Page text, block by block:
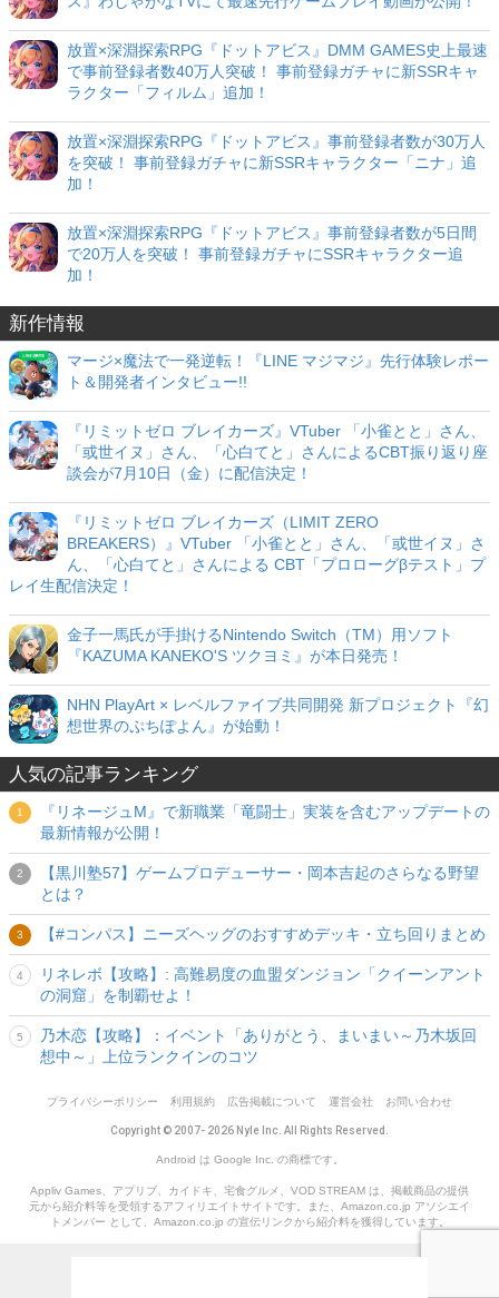
放置×深淵探索RPG『ドットアビス』DMM GAMES史上最速
で事前登録者数40万人突破！ 事前登録ガチャに新SSRキャ
ラクター「フィルム」追加！
放置×深淵探索RPG『ドットアビス』事前登録者数が30万人
を突破！ 事前登録ガチャに新SSRキャラクター「ニナ」追
加！
放置×深淵探索RPG『ドットアビス』事前登録者数が5日間
で20万人を突破！ 事前登録ガチャにSSRキャラクター追
加！
新作情報
マージ×魔法で一発逆転！『LINE マジマジ』先行体験レポー
ト＆開発者インタビュー!!
『リミットゼロ ブレイカーズ』VTuber 「小雀とと」さん、
「或世イヌ」さん、「心白てと」さんによるCBT振り返り座
談会が7月10日（金）に配信決定！
『リミットゼロ ブレイカーズ（LIMIT ZERO
BREAKERS）』VTuber 「小雀とと」さん、「或世イヌ」さ
ん、「心白てと」さんによる CBT「プロローグβテスト」プ
レイ生配信決定！
金子一馬氏が手掛けるNintendo Switch（TM）用ソフト
『KAZUMA KANEKO'S ツクヨミ』が本日発売！
NHN PlayArt × レベルファイブ共同開発 新プロジェクト『幻
想世界のぷちぽよん』が始動！
人気の記事ランキング
『リネージュM』で新職業「竜闘士」実装を含むアップデートの
最新情報が公開！
【黒川塾57】ゲームプロデューサー・岡本吉起のさらなる野望
とは？
【#コンパス】ニーズヘッグのおすすめデッキ・立ち回りまとめ
リネレボ【攻略】: 高難易度の血盟ダンジョン「クイーンアント
の洞窟」を制覇せよ！
乃木恋【攻略】：イベント「ありがとう、まいまい～乃木坂回
想中～」上位ランクインのコツ
プライバシーポリシー 利用規約 広告掲載について 運営会社 お問い合わせ
Copyright © 2007- 2026 Nyle Inc. All Rights Reserved.
Android は Google Inc. の商標です。
Appliv Games、アプリブ、カイドキ、宅食グルメ、VOD STREAM は、掲載商品の提供
元から紹介料等を受領するアフィリエイトサイトです。また、Amazon.co.jp アソシエイ
トメンバー として、Amazon.co.jp の宣伝リンクから紹介料を獲得しています。